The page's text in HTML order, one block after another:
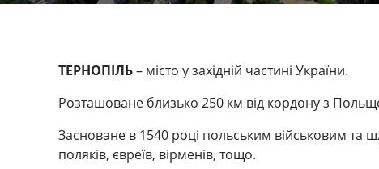
ТЕРНОПІЛЬ– місто у західній частині України.
Розташоване близько 250 км від кордону з
Засноване в 1540 році польським військовим та
поляків, євреїв, вірменів, тощо.